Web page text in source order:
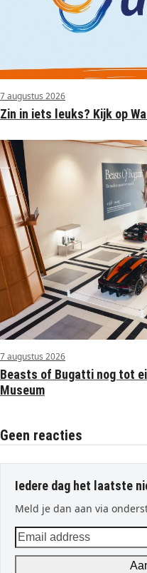
7 augustus 2026
Zin in iets leuks? Kijk op
7 augustus 2026
Beasts of Bugatti nog tot
Museum
Geen reacties
Iedere dag het laatste
Meld je dan aan via
Email
address